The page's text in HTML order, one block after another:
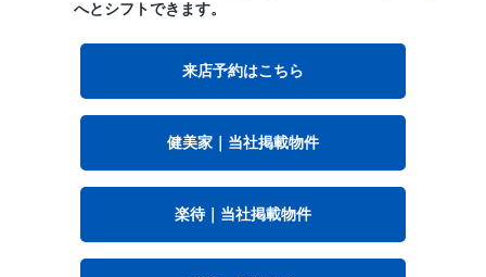
へとシフトできます。
来店予約はこちら
健美家｜当社掲載物件
楽待｜当社掲載物件